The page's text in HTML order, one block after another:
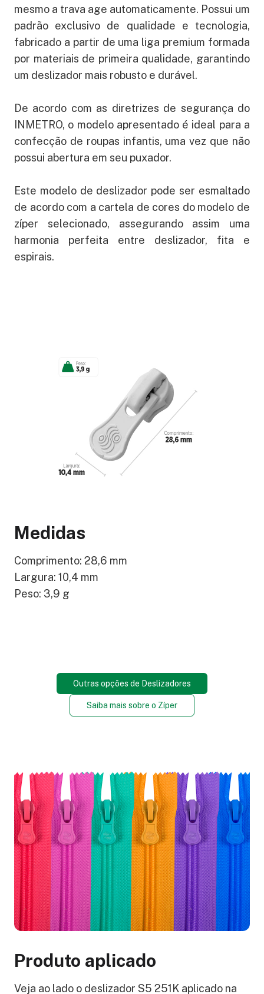
mesmo a trava age automaticamente. Possui um
padrão exclusivo de qualidade e tecnologia,
fabricado a partir de uma liga premium formada
por materiais de primeira qualidade, garantindo
um deslizador mais robusto e durável.
De acordo com as diretrizes de segurança do
INMETRO, o modelo apresentado é ideal para a
confecção de roupas infantis, uma vez que não
possui abertura em seu puxador.
Este modelo de deslizador pode ser esmaltado
de acordo com a cartela de cores do modelo de
zíper selecionado, assegurando assim uma
harmonia perfeita entre deslizador, fita e
espirais.
Medidas
Comprimento: 28,6 mm
Largura: 10,4 mm
Peso: 3,9 g
Outras opções de Deslizadores
Saiba mais sobre o Zíper
Produto aplicado
Veja ao lado o deslizador S5 251K aplicado na